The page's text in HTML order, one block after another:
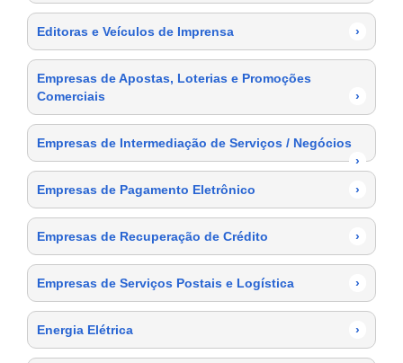
Editoras e Veículos de Imprensa ›
Empresas de Apostas, Loterias e Promoções
Comerciais
›
Empresas de Intermediação de Serviços / Negócios
›
Empresas de Pagamento Eletrônico
›
Empresas de Recuperação de Crédito ›
Empresas de Serviços Postais e Logística ›
Energia Elétrica ›